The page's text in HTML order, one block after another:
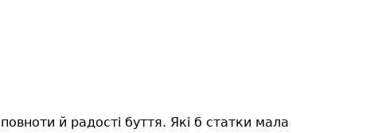
й радості буття. Які б статки мала